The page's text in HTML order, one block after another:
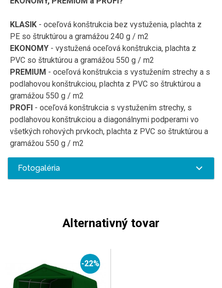
KLASIK - oceľová konštrukcia bez vystuženia, plachta z
PE so štruktúrou a gramážou 240 g / m2
EKONOMY - vystužená oceľová konštrukcia, plachta z
PVC so štruktúrou a gramážou 550 g / m2
PREMIUM - oceľová konštrukcia s vystužením strechy a s
podlahovou konštrukciou, plachta z PVC so štruktúrou a
gramážou 550 g / m2
PROFI - oceľová konštrukcia s vystužením strechy, s
podlahovou konštrukciou a diagonálnymi podperami vo
všetkých rohových prvkoch, plachta z PVC so štruktúrou a
gramážou 550 g / m2
Fotogaléria
Alternativný tovar
-22%